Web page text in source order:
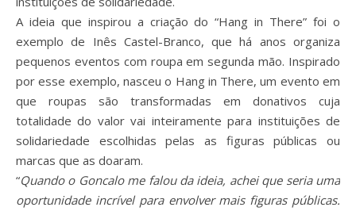
A ideia que inspirou a criação do “Hang in There” foi o
exemplo de Inês Castel-Branco, que há anos organiza
pequenos eventos com roupa em segunda mão. Inspirado
por esse exemplo, nasceu o Hang in There, um evento em
que roupas são transformadas em donativos cuja
totalidade do valor vai inteiramente para instituições de
solidariedade escolhidas pelas as figuras públicas ou
marcas que as doaram.
“Quando o Goncalo me falou da ideia, achei que seria uma
oportunidade incrível para envolver mais figuras públicas.